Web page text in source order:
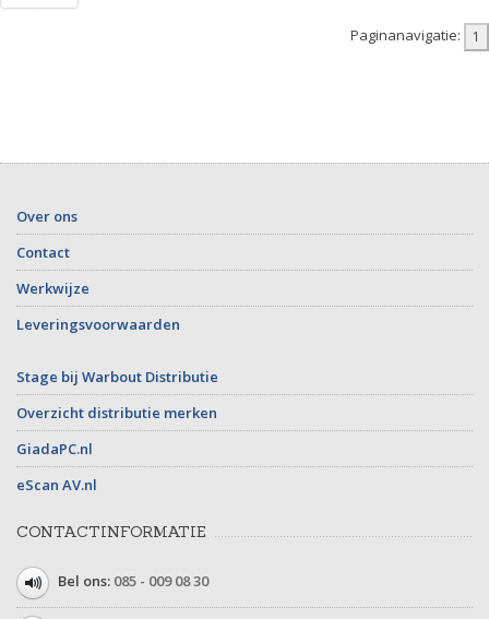
Paginanavigatie:
Over ons
Contact
Werkwijze
Leveringsvoorwaarden
Stage bij Warbout Distributie
Overzicht distributie merken
GiadaPC.nl
eScan AV.nl
CONTACTINFORMATIE
Bel ons: 085 - 009 08 30